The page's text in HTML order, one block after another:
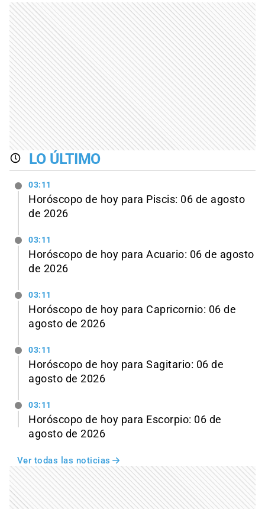
LO ÚLTIMO
03:11
Horóscopo de hoy para Piscis: 06 de agosto
de 2026
03:11
Horóscopo de hoy para Acuario: 06 de agosto
de 2026
03:11
Horóscopo de hoy para Capricornio: 06 de
agosto de 2026
03:11
Horóscopo de hoy para Sagitario: 06 de
agosto de 2026
03:11
Horóscopo de hoy para Escorpio: 06 de
agosto de 2026
Ver todas las noticias